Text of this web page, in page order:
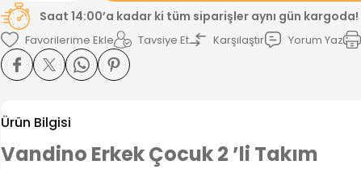
Saat 14:00’a kadar ki tüm siparişler aynı gün kargoda!
Tavsiye Et Karşılaştır Yorum Yaz
Ürün Bilgisi
Vandino Erkek Çocuk 2 ’li Takım